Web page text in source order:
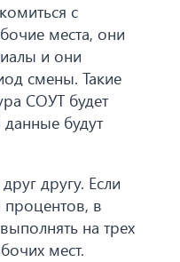
с
места, они
и они
смены. Такие
СОУТ будет
данные будут
другу. Если
процентов, в
на трех
мест.